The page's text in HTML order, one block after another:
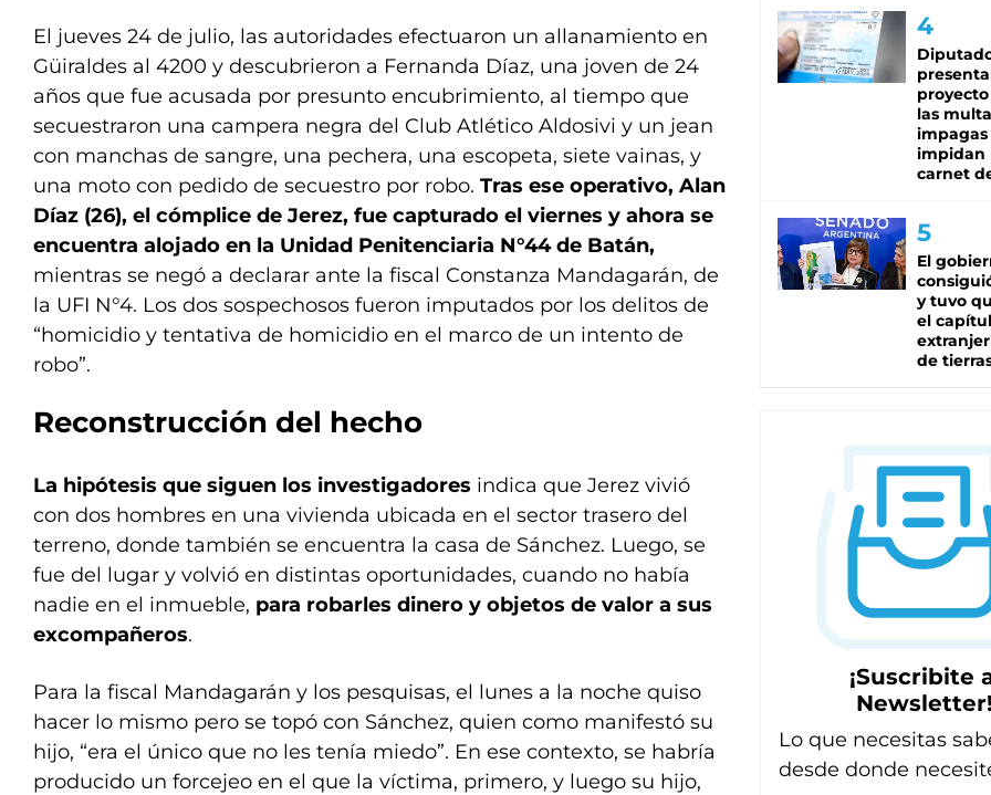
El jueves 24 de julio, las autoridades efectuaron un allanamiento en
Güiraldes al 4200 y descubrieron a Fernanda Díaz, una joven de 24
años que fue acusada por presunto encubrimiento, al tiempo que
secuestraron una campera negra del Club Atlético Aldosivi y un jean
con manchas de sangre, una pechera, una escopeta, siete vainas, y
una moto con pedido de secuestro por robo. Tras ese operativo, Alan
Díaz (26), el cómplice de Jerez, fue capturado el viernes y ahora se
encuentra alojado en la Unidad Penitenciaria N°44 de Batán,
mientras se negó a declarar ante la fiscal Constanza Mandagarán, de
la UFI N°4. Los dos sospechosos fueron imputados por los delitos de
“homicidio y tentativa de homicidio en el marco de un intento de
robo”.
Reconstrucción del hecho
La hipótesis que siguen los investigadores indica que Jerez vivió
con dos hombres en una vivienda ubicada en el sector trasero del
terreno, donde también se encuentra la casa de Sánchez. Luego, se
fue del lugar y volvió en distintas oportunidades, cuando no había
nadie en el inmueble, para robarles dinero y objetos de valor a sus
excompañeros.
Para la fiscal Mandagarán y los pesquisas, el lunes a la noche quiso
hacer lo mismo pero se topó con Sánchez, quien como manifestó su
hijo, “era el único que no les tenía miedo”. En ese contexto, se habría
producido un forcejeo en el que la víctima, primero, y luego su hijo,
las
impagas
impidan
carnet
El
y tuvo
el
de
¡Suscribite
Newsletter!
Lo que necesitas
desde donde